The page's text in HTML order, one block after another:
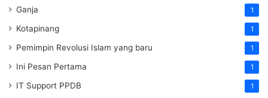
Ganja 1
Kotapinang 1
Pemimpin Revolusi Islam yang baru 1
Ini Pesan Pertama 1
IT Support PPDB 1